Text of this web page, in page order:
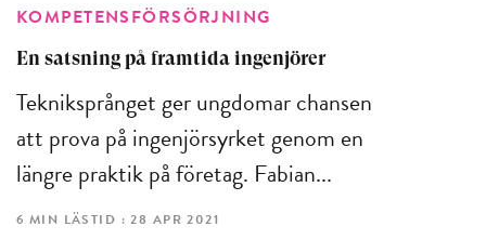
KOMPETENSFÖRSÖRJNING
En satsning på framtida ingenjörer
Tekniksprånget ger ungdomar chansen
att prova på ingenjörsyrket genom en
längre praktik på företag. Fabian...
6 MIN LÄSTID : 28 APR 2021